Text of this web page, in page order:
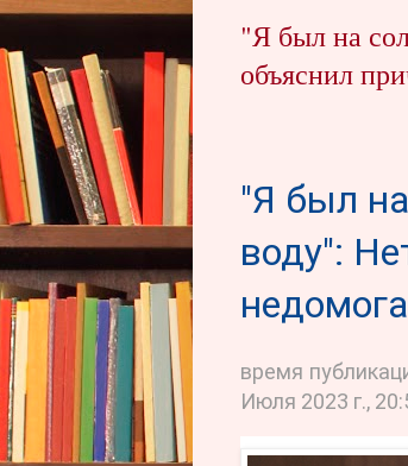
"Я был на
объяснил
"Я был
воду":
время
Июля 2023 г.,